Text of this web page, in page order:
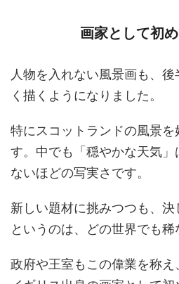
画家として初
人物を入れない風景画も、
く描くようになりました。
特にスコットランドの風景を
す。中でも「穏やかな天気
ないほどの写実さです。
新しい題材に挑みつつも、
というのは、どの世界でも稀
政府や王室もこの偉業を称